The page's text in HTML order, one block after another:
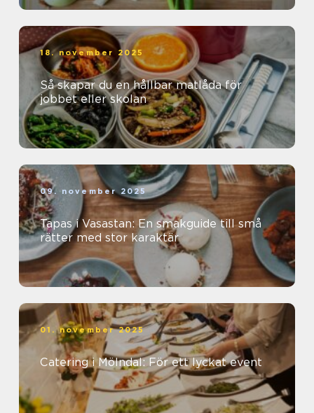
18. november 2025
Så skapar du en hållbar matlåda för
jobbet eller skolan
09. november 2025
Tapas i Vasastan: En smakguide till små
rätter med stor karaktär
01. november 2025
Catering i Mölndal: För ett lyckat event